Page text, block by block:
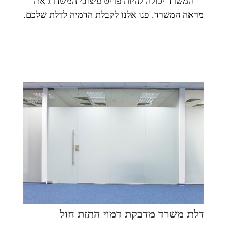
מראה המשרד. פנו אלנו לקבלת הדמיה לדלת שלכם.
דלת משרד מדבקת דמוי התזת חול